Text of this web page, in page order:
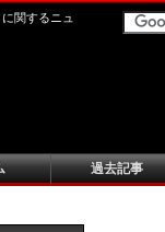
関するニュ
過去記事